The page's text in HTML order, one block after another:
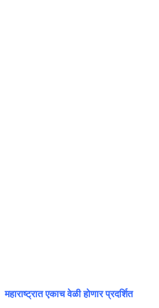
महाराष्ट्रात एकाच वेळी होणार प्रदर्शित